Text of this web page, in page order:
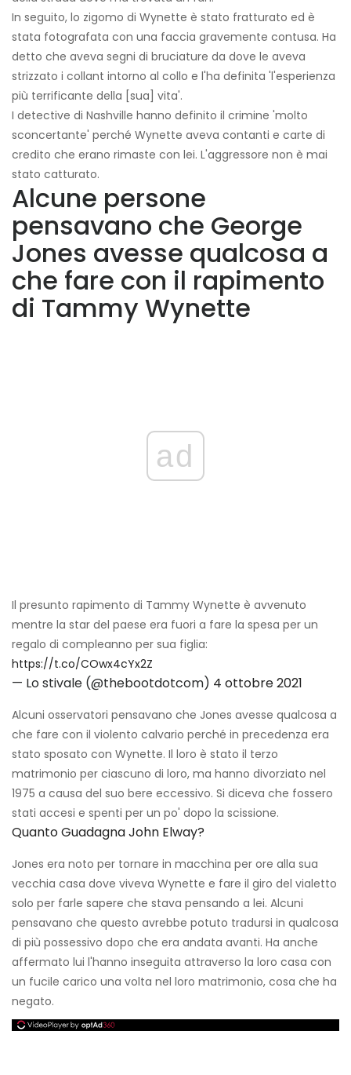
In seguito, lo zigomo di Wynette è stato fratturato ed è
stata fotografata con una faccia gravemente contusa. Ha
detto che aveva segni di bruciature da dove le aveva
strizzato i collant intorno al collo e l'ha definita 'l'esperienza
più terrificante della [sua] vita'.
I detective di Nashville hanno definito il crimine 'molto
sconcertante' perché Wynette aveva contanti e carte di
credito che erano rimaste con lei. L'aggressore non è mai
stato catturato.
Alcune persone
pensavano che George
Jones avesse qualcosa a
che fare con il rapimento
di Tammy Wynette
ad
Il presunto rapimento di Tammy Wynette è avvenuto
mentre la star del paese era fuori a fare la spesa per un
regalo di compleanno per sua figlia:
https://t.co/COwx4cYx2Z
— Lo stivale (@thebootdotcom) 4 ottobre 2021
Alcuni osservatori pensavano che Jones avesse qualcosa a
che fare con il violento calvario perché in precedenza era
stato sposato con Wynette. Il loro è stato il terzo
matrimonio per ciascuno di loro, ma hanno divorziato nel
1975 a causa del suo bere eccessivo. Si diceva che fossero
stati accesi e spenti per un po' dopo la scissione.
Quanto Guadagna John Elway?
Jones era noto per tornare in macchina per ore alla sua
vecchia casa dove viveva Wynette e fare il giro del vialetto
solo per farle sapere che stava pensando a lei. Alcuni
pensavano che questo avrebbe potuto tradursi in qualcosa
di più possessivo dopo che era andata avanti. Ha anche
affermato lui l'hanno inseguita attraverso la loro casa con
un fucile carico una volta nel loro matrimonio, cosa che ha
negato.